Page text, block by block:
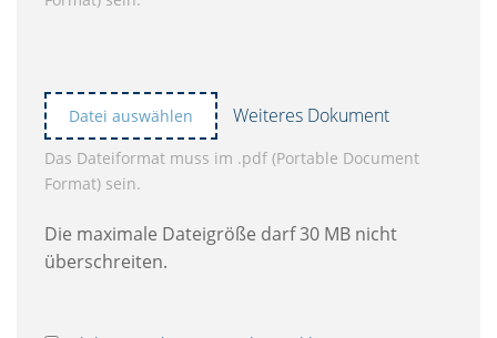
Datei auswählen Weiteres Dokument
Das Dateiformat muss im .pdf (Portable Document
Format) sein.
Die maximale Dateigröße darf 30 MB nicht
überschreiten.